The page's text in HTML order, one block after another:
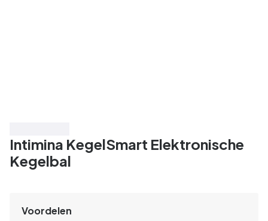
Intimina KegelSmart Elektronische
Kegelbal
Voordelen